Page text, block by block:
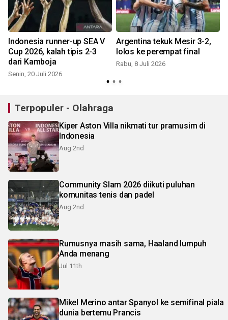
Indonesia runner-up SEA V
Cup 2026, kalah tipis 2-3
dari Kamboja
Senin, 20 Juli 2026
Argentina tekuk Mesir 3-2,
lolos ke perempat final
Rabu, 8 Juli 2026
Terpopuler - Olahraga
Kiper Aston Villa nikmati tur pramusim di
Indonesia
Aug 2nd
Community Slam 2026 diikuti puluhan
komunitas tenis dan padel
Aug 2nd
Rumusnya masih sama, Haaland lumpuh
Anda menang
Jul 11th
Mikel Merino antar Spanyol ke semifinal piala
dunia bertemu Prancis